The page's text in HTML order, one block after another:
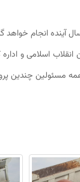
اسلامی و
مسئولین چندین